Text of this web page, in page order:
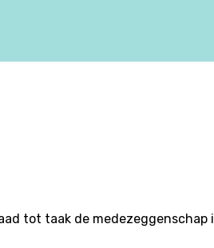
tot taak de medezeggenschap